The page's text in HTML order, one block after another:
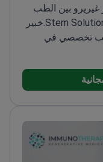
غيريرو بين الطب
خبير
تخصصي في
فوق
إعادة التأهيل